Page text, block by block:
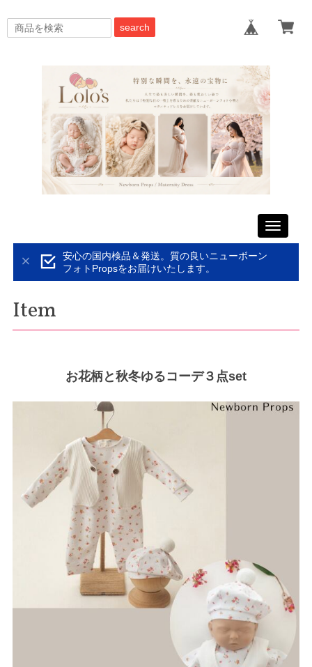
search
Toggle
安心の国内検品＆発送。質の良いニューボーン
フォトPropsをお届けいたします。
Item
お花柄と秋冬ゆるコーデ３点set